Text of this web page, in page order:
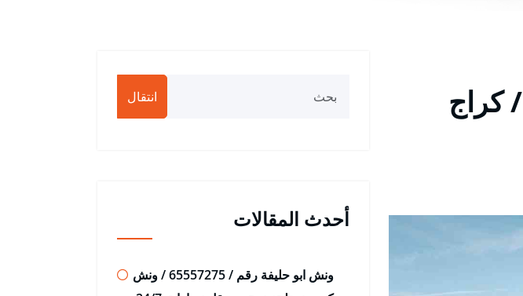
متخصص سيارات كايمان / 51232939‬ / كراج
انتقال
أحدث المقالات
ونش ابو حليفة رقم / 65557275 / ونش